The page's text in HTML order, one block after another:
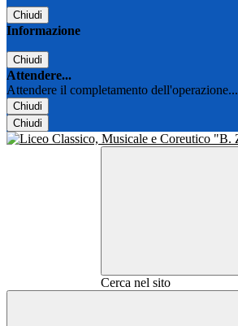
Chiudi
Informazione
Chiudi
Attendere...
Attendere il completamento dell'operazione...
Chiudi
Chiudi
Cerca nel sito